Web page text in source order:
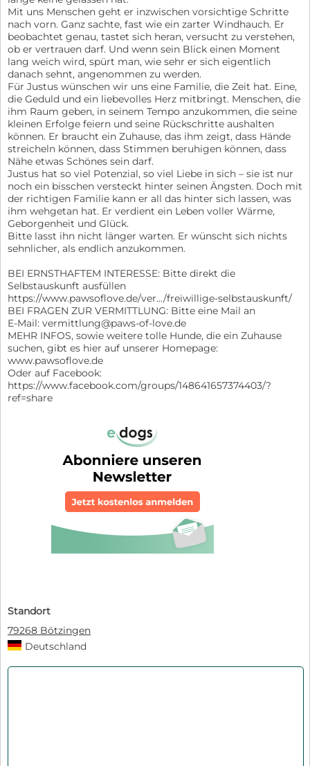
Mit uns Menschen geht er inzwischen vorsichtige Schritte
nach vorn. Ganz sachte, fast wie ein zarter Windhauch. Er
beobachtet genau, tastet sich heran, versucht zu verstehen,
ob er vertrauen darf. Und wenn sein Blick einen Moment
lang weich wird, spürt man, wie sehr er sich eigentlich
danach sehnt, angenommen zu werden.
Für Justus wünschen wir uns eine Familie, die Zeit hat. Eine,
die Geduld und ein liebevolles Herz mitbringt. Menschen, die
ihm Raum geben, in seinem Tempo anzukommen, die seine
kleinen Erfolge feiern und seine Rückschritte aushalten
können. Er braucht ein Zuhause, das ihm zeigt, dass Hände
streicheln können, dass Stimmen beruhigen können, dass
Nähe etwas Schönes sein darf.
Justus hat so viel Potenzial, so viel Liebe in sich – sie ist nur
noch ein bisschen versteckt hinter seinen Ängsten. Doch mit
der richtigen Familie kann er all das hinter sich lassen, was
ihm wehgetan hat. Er verdient ein Leben voller Wärme,
Geborgenheit und Glück.
Bitte lasst ihn nicht länger warten. Er wünscht sich nichts
sehnlicher, als endlich anzukommen.
BEI ERNSTHAFTEM INTERESSE: Bitte direkt die
Selbstauskunft ausfüllen
https://www.pawsoflove.de/ver.../freiwillige-selbstauskunft/
BEI FRAGEN ZUR VERMITTLUNG: Bitte eine Mail an
E-Mail: vermittlung@paws-of-love.de
MEHR INFOS, sowie weitere tolle Hunde, die ein Zuhause
suchen, gibt es hier auf unserer Homepage:
www.pawsoflove.de
Oder auf Facebook:
https://www.facebook.com/groups/148641657374403/?
ref=share
Standort
79268 Bötzingen
Deutschland